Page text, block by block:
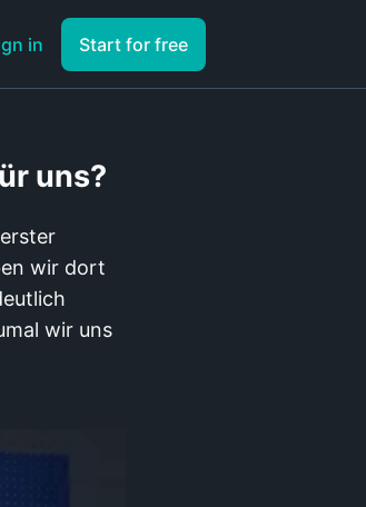
in Start for free
uns?
wir dort
wir uns